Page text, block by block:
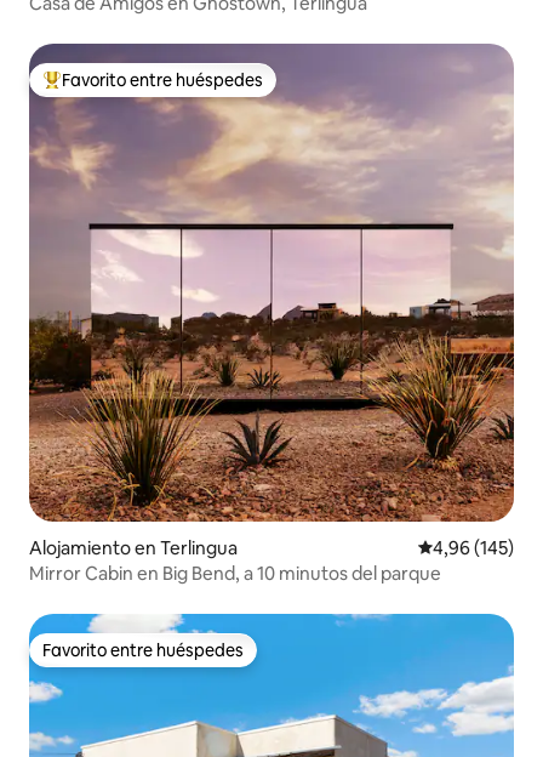
Favorito entre los huéspedes más destacados
Favorito entre huéspedes
Alojamiento en Terlingua Calificación
4,96 (145)
Mirror Cabin en Big Bend, a 10 minutos del parque
Favorito entre huéspedes
Favorito entre huéspedes